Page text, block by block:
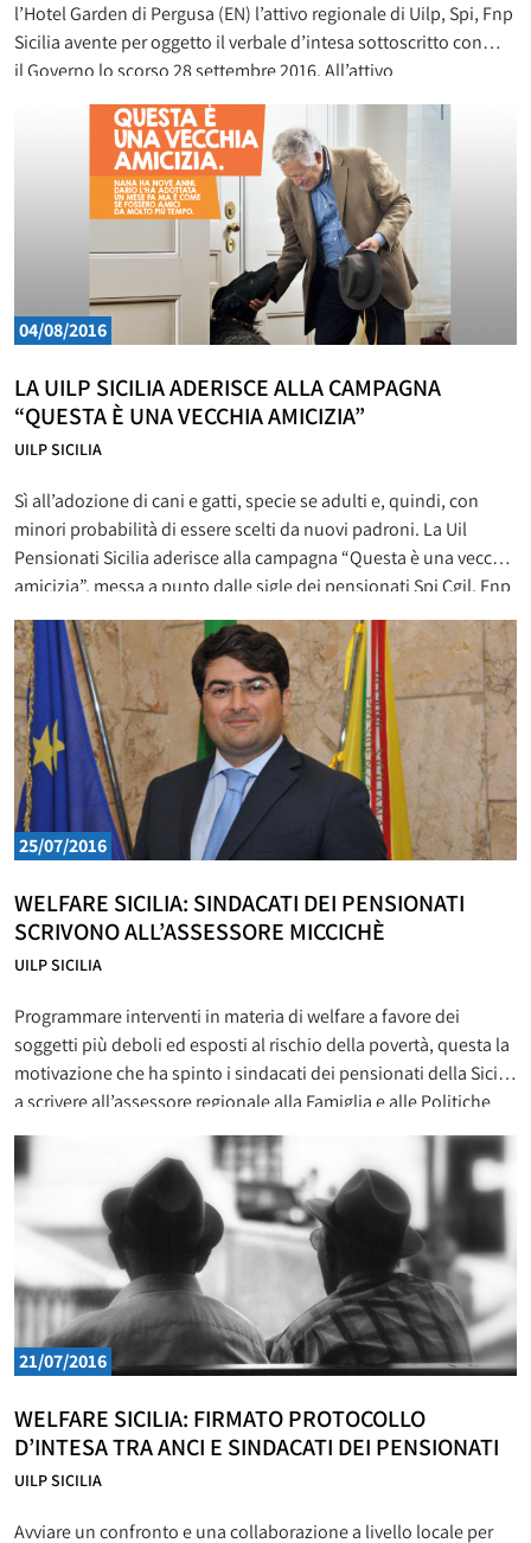
l’Hotel Garden di Pergusa (EN) l’attivo regionale di Uilp, Spi, Fnp
Sicilia avente per oggetto il verbale d’intesa sottoscritto con
il Governo lo scorso 28 settembre 2016. All’attivo
parteciperanno i segretari generali regionali di Cgil, Cisl e Uil
Michele Pagliaro, Mimmo Milazzo e Claudio Barone.
04/08/2016
LA UILP SICILIA ADERISCE ALLA CAMPAGNA
“QUESTA È UNA VECCHIA AMICIZIA”
UILP SICILIA
Sì all’adozione di cani e gatti, specie se adulti e, quindi, con
minori probabilità di essere scelti da nuovi padroni. La Uil
Pensionati Sicilia aderisce alla campagna “Questa è una vecchia
amicizia”, messa a punto dalle sigle dei pensionati Spi Cgil, Fnp
Cisl e Uilp Uil in collaborazione con la Lav, per la prima volta
25/07/2016
WELFARE SICILIA: SINDACATI DEI PENSIONATI
SCRIVONO ALL’ASSESSORE MICCICHÈ
UILP SICILIA
Programmare interventi in materia di welfare a favore dei
soggetti più deboli ed esposti al rischio della povertà, questa la
motivazione che ha spinto i sindacati dei pensionati della Sicilia
a scrivere all’assessore regionale alla Famiglia e alle Politiche
sociali Gianluca Miccichè. I segretari generali di Cgil, Cisl e Uil
Sicilia insieme ai segretari generali
21/07/2016
WELFARE SICILIA: FIRMATO PROTOCOLLO
D’INTESA TRA ANCI E SINDACATI DEI PENSIONATI
UILP SICILIA
Avviare un confronto e una collaborazione a livello locale per